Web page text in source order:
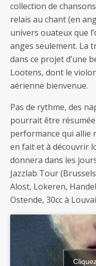
collection de
relais au chant (en
univers ouateux que
anges seulement. La
dans ce projet d’une
Lootens, dont le
aérienne bienvenue.
Pas de rythme, des
pourrait être
performance qui allie
en fait et à découvrir
donnera dans les
Jazzlab Tour
Alost, Lokeren,
Ostende, 30cc à